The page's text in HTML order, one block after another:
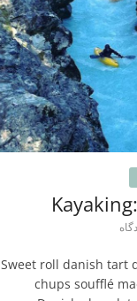
Sweet roll danish tart
chups soufflé